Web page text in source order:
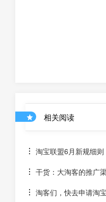
相关阅读
淘宝联盟6月新规细
干货：大淘客的推广
淘客们，快去申请淘